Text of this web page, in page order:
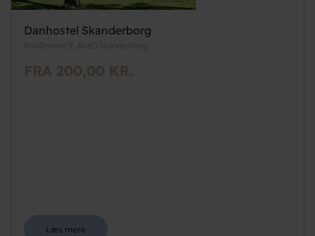
Danhostel Skanderborg
Kindlersvej 9, 8660 Skanderborg
FRA 200,00 KR.
Læs mere